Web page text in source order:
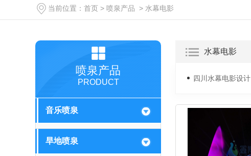
当前位置： 首页 > 喷泉产品 > 水幕电影
喷泉产品
PRODUCT
音乐喷泉
旱地喷泉
水幕电影
四川水幕电影设计